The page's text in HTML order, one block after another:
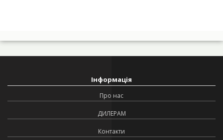
Інформація
Про нас
ДИЛЕРАМ
Контакти